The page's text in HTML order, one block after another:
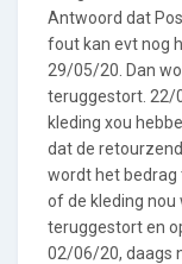
Antwoord dat
fout kan evt nog
29/05/20. Dan
teruggestort. 22/
kleding xou
dat de
wordt het bedrag
of de kleding
teruggestort en
02/06/20, daags